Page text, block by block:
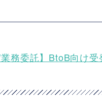
務委託】BtoB向け